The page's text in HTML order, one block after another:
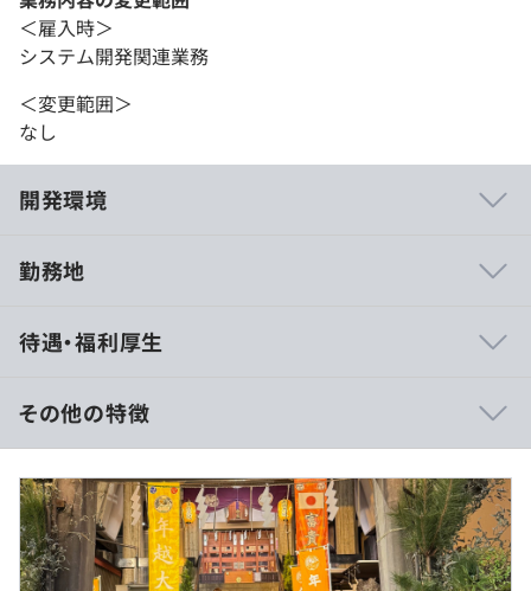
＜雇入時＞
システム開発関連業務
＜変更範囲＞
なし
開発環境
相談のうえ、ご希望のマシンを支給します。
・全社：6名
うちエンジニア：5名（代表含む）
勤務地
待遇・福利厚生
■賃金形態：月給
■賃金の決定方法：当社規定により決定
■月給：約40万〜60万円
■基本給：約40万～60万円
■残業手当：時間外労働連動支給
その他の特徴